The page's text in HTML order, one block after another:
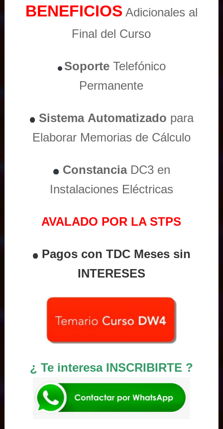
BENEFICIOS Adicionales al
Final del Curso
Soporte Telefónico
Permanente
Sistema Automatizado para
Elaborar Memorias de Cálculo
ConstanciaDC3 en
Instalaciones Eléctricas
AVALADO POR LA STPS
Pagos con TDC Meses sin
INTERESES
¿ Te interesa INSCRIBIRTE ?